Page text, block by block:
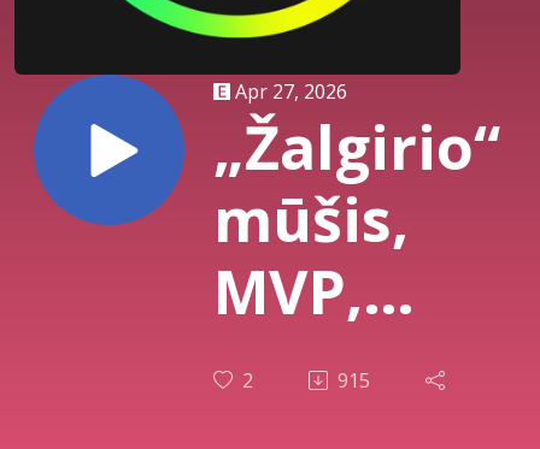
Apr 27, 2026
„Žalgirio“
mūšis,
MVP,
kovos
2 915